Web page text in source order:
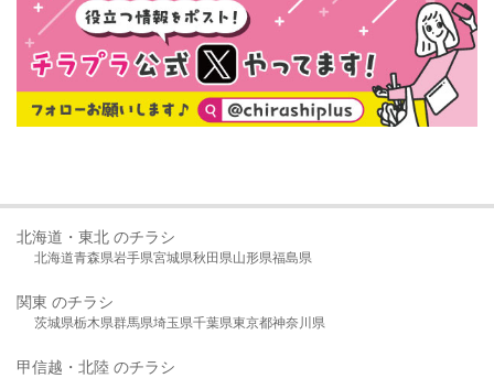
北海道・東北 のチラシ
北海道青森県岩手県宮城県秋田県山形県福島県
関東 のチラシ
茨城県栃木県群馬県埼玉県千葉県東京都神奈川県
甲信越・北陸 のチラシ